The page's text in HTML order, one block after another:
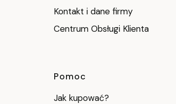
Kontakt i dane firmy
Centrum Obsługi Klienta
Pomoc
Jak kupować?